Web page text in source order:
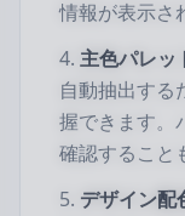
情報が表示さ
主色パレッ
自動抽出する
握できます。
確認すること
デザイン配